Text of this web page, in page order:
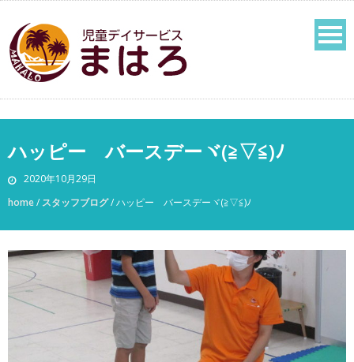
ハッピー バースデーヾ(≧▽≦)ﾉ
2020年10月29日
home/ スタッフブログ/ハッピー バースデーヾ(≧▽≦)ﾉ